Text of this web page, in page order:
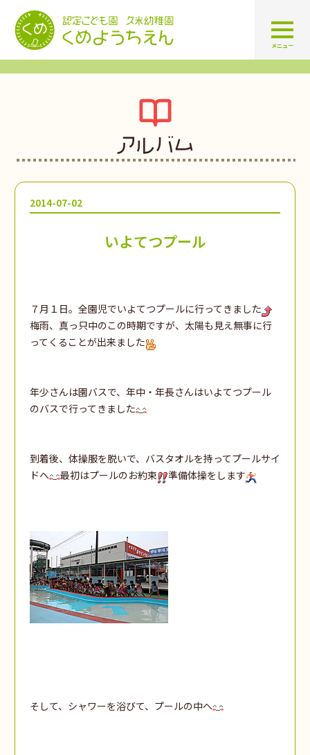
認定こども園 学校法人久米幼
メニュー
アルバム
2014-07-02
いよてつプール
７月１日。全園児でいよてつプールに行ってきました
梅雨、真っ只中のこの時期ですが、太陽も見え無事に行
ってくることが出来ました
年少さんは園バスで、年中・年長さんはいよてつプール
のバスで行ってきました
到着後、体操服を脱いで、バスタオルを持ってプールサイ
ドへ
最初はプールのお約束 準備体操をします
そして、シャワーを浴びて、プールの中へ